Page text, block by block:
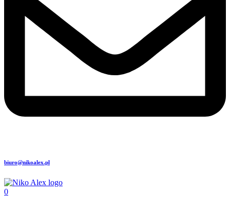
biuro@nikoalex.pl
0